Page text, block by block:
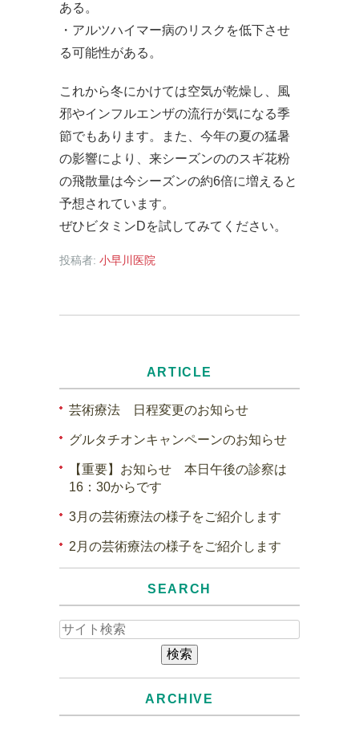
ある。
・アルツハイマー病のリスクを低下させ
る可能性がある。
これから冬にかけては空気が乾燥し、風
邪やインフルエンザの流行が気になる季
節でもあります。また、今年の夏の猛暑
の影響により、来シーズンののスギ花粉
の飛散量は今シーズンの約6倍に増えると
予想されています。
ぜひビタミンDを試してみてください。
投稿者: 小早川医院
ARTICLE
芸術療法 日程変更のお知らせ
グルタチオンキャンペーンのお知らせ
【重要】お知らせ 本日午後の診察は
16：30からです
3月の芸術療法の様子をご紹介します
2月の芸術療法の様子をご紹介します
SEARCH
ARCHIVE